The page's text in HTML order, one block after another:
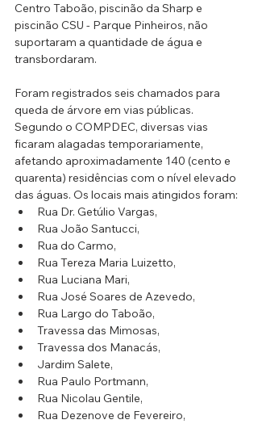
Centro Taboão, piscinão da Sharp e
piscinão CSU - Parque Pinheiros, não
suportaram a quantidade de água e
transbordaram.
Foram registrados seis chamados para
queda de árvore em vias públicas.
Segundo o COMPDEC, diversas vias
ficaram alagadas temporariamente,
afetando aproximadamente 140 (cento e
quarenta) residências com o nível elevado
das águas. Os locais mais atingidos foram:
Rua Dr. Getúlio Vargas,
Rua João Santucci,
Rua do Carmo,
Rua Tereza Maria Luizetto,
Rua Luciana Mari,
Rua José Soares de Azevedo,
Rua Largo do Taboão,
Travessa das Mimosas,
Travessa dos Manacás,
Jardim Salete,
Rua Paulo Portmann,
Rua Nicolau Gentile,
Rua Dezenove de Fevereiro,